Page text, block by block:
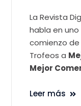
La Revista
habla en
comienzo
Trofeos a
Mejor
Leer más